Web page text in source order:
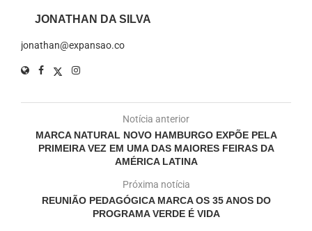
JONATHAN DA SILVA
jonathan@expansao.co
Notícia anterior
MARCA NATURAL NOVO HAMBURGO EXPÕE PELA
PRIMEIRA VEZ EM UMA DAS MAIORES FEIRAS DA
AMÉRICA LATINA
Próxima notícia
REUNIÃO PEDAGÓGICA MARCA OS 35 ANOS DO
PROGRAMA VERDE É VIDA